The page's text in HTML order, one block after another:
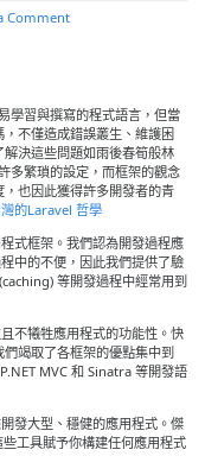
錄
Commenton
開
發
入
門
(一)
–
境
建
置
學習與撰寫的程式語言，但當
不僅造成錯誤叢生、維護困
決這些問題如雨後春筍般林
多繁瑣的設定，而框架的觀念
也因此獲得許多開發者的青
的Laravel 哲學
式框架。我們認為開發過程應
中的不便，因此我們提供了驗
等開發過程中經常用到
不犧牲應用程式的功能性。快
竭取了各框架的優點集中到
MVC 和 Sinatra 等開發語
發大型、穩健的應用程式。傑
工具賦予你構建任何應用程式